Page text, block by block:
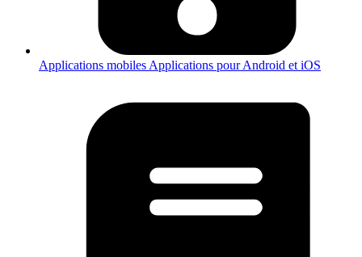
Applications mobiles Applications pour Android et iOS